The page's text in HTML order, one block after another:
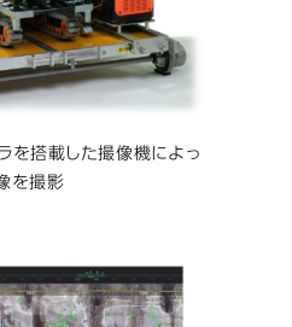
を搭載した撮像機によっ
を撮影